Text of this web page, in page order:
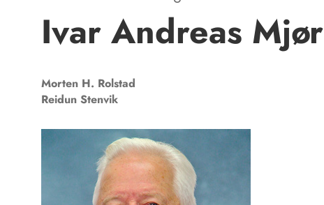
Ivar Andreas Mjør
Morten H. Rolstad
Reidun Stenvik